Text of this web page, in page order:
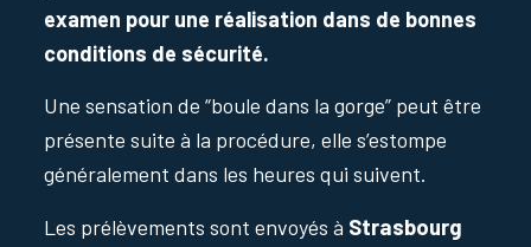
examen pour une réalisation dans de bonnes
conditions de sécurité.
Une sensation de “boule dans la gorge” peut être
présente suite à la procédure, elle s’estompe
généralement dans les heures qui suivent.
Les prélèvements sont envoyés à Strasbourg